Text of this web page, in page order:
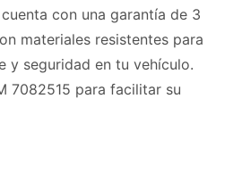
con una garantía de 3
materiales resistentes para
y seguridad en tu vehículo.
7082515 para facilitar su